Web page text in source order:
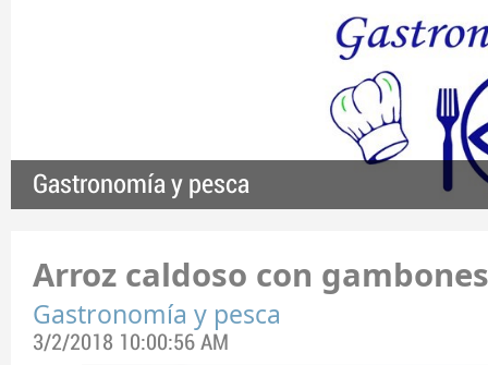
Gastronomía y pesca
Arroz caldoso con gambones
Gastronomía y pesca
3/2/2018 10:00:56 AM